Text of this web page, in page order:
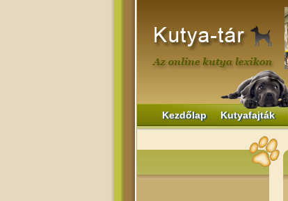
Kezdőlap Kutyafajták